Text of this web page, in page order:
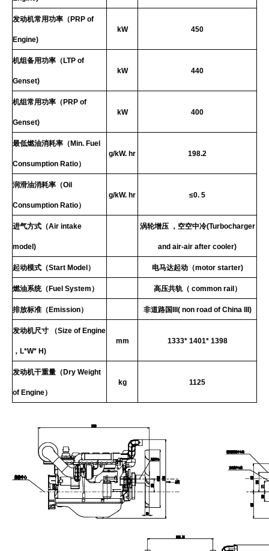
发动机常用功率（ PRP of
Engine)
kW 450
机组备用功率（ LTP of
Genset)
kW 440
机组常用功率（ PRP of
Genset)
kW 400
最低燃油消耗率（ Min. Fuel
Consumption Ratio）
g/kW. hr 198.2
润滑油消耗率（Oil
Consumption Ratio）
g/kW. hr ≤0. 5
进气方式（Air intake
model )
涡轮增压 ，空空中冷(Turbocharger
and air-air after cooler)
起动模式（Start Model ） 电马达起动（motor starter)
燃油系统（ Fuel System ） 高压共轨（ common rail ）
排放标准（ Emission） 非道路国 ( non road of China )
发动机尺寸 （Size of Engine
，L*W* H)
mm 1333* 1401* 1398
发动机干重量（ Dry Weight
of Engine）
kg 1125